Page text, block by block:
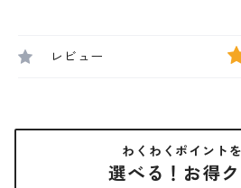
レビュー
わくわくポイント
選べる！お得